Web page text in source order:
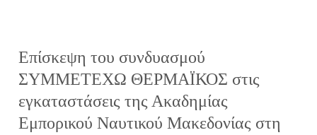
Επίσκεψη του συνδυασμού
ΣΥΜΜΕΤΕΧΩ ΘΕΡΜΑΪΚΟΣ στις
εγκαταστάσεις της Ακαδημίας
Εμπορικού Ναυτικού Μακεδονίας στη